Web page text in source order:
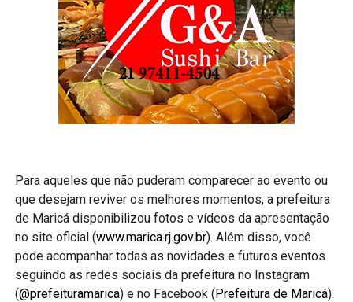
Para aqueles que não puderam comparecer ao evento ou
que desejam reviver os melhores momentos, a prefeitura
de Maricá disponibilizou fotos e vídeos da apresentação
no site oficial (www.marica.rj.gov.br). Além disso, você
pode acompanhar todas as novidades e futuros eventos
seguindo as redes sociais da prefeitura no Instagram
(@prefeituramarica) e no Facebook (Prefeitura de Maricá).